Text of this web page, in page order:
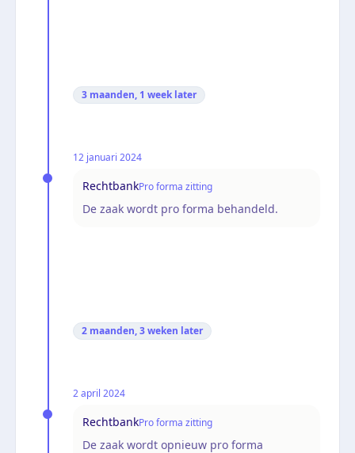
3 maanden, 1 week later
12 januari 2024
RechtbankPro forma zitting
De zaak wordt pro forma behandeld.
2 maanden, 3 weken later
2 april 2024
RechtbankPro forma zitting
De zaak wordt opnieuw pro forma